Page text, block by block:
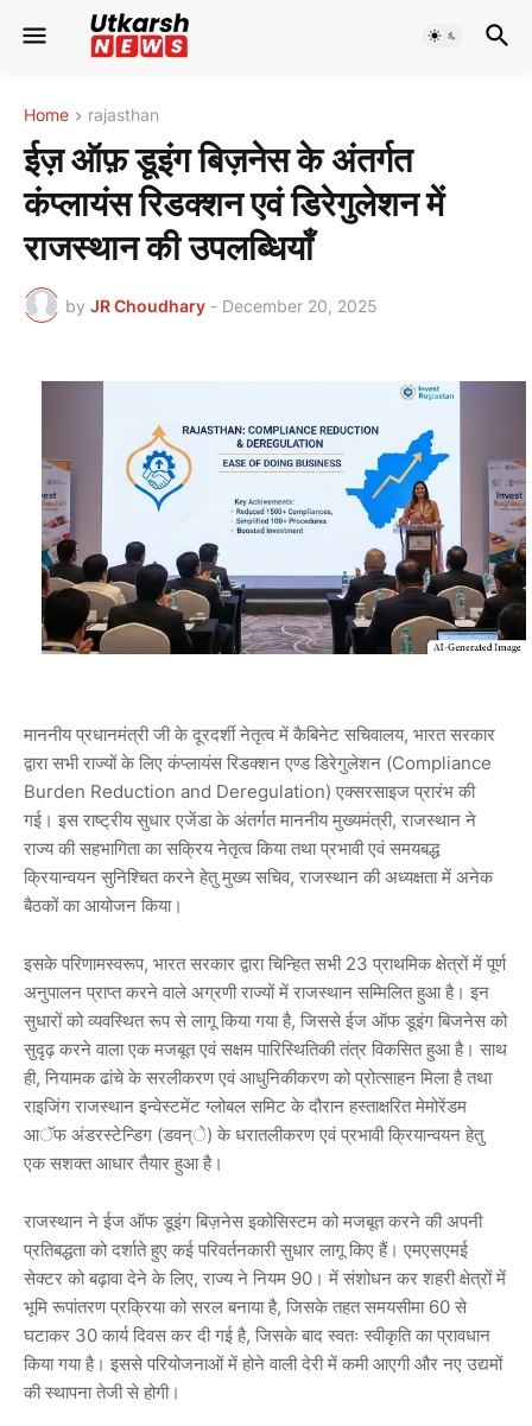
Home rajasthan
ईज़ ऑफ़ डूइंग बिज़नेस के अंतर्गत
कंप्लायंस रिडक्शन एवं डिरेगुलेशन में
राजस्थान की उपलब्धियाँ
by JR Choudhary - December 20, 2025
माननीय प्रधानमंत्री जी के दूरदर्शी नेतृत्व में कैबिनेट सचिवालय, भारत सरकार
द्वारा सभी राज्यों के लिए कंप्लायंस रिडक्शन एण्ड डिरेगुलेशन (Compliance
Burden Reduction and Deregulation) एक्सरसाइज प्रारंभ की
गई। इस राष्ट्रीय सुधार एजेंडा के अंतर्गत माननीय मुख्यमंत्री, राजस्थान ने
राज्य की सहभागिता का सक्रिय नेतृत्व किया तथा प्रभावी एवं समयबद्ध
क्रियान्वयन सुनिश्चित करने हेतु मुख्य सचिव, राजस्थान की अध्यक्षता में अनेक
बैठकों का आयोजन किया।
इसके परिणामस्वरूप, भारत सरकार द्वारा चिन्हित सभी 23 प्राथमिक क्षेत्रों में पूर्ण
अनुपालन प्राप्त करने वाले अग्रणी राज्यों में राजस्थान सम्मिलित हुआ है। इन
सुधारों को व्यवस्थित रूप से लागू किया गया है, जिससे ईज ऑफ डूइंग बिजनेस को
सुदृढ़ करने वाला एक मजबूत एवं सक्षम पारिस्थितिकी तंत्र विकसित हुआ है। साथ
ही, नियामक ढांचे के सरलीकरण एवं आधुनिकीकरण को प्रोत्साहन मिला है तथा
राइजिंग राजस्थान इन्वेस्टमेंट ग्लोबल समिट के दौरान हस्ताक्षरित मेमोरेंडम
आॅफ अंडरस्टेन्डिग (डवन्े) के धरातलीकरण एवं प्रभावी क्रियान्वयन हेतु
एक सशक्त आधार तैयार हुआ है।
राजस्थान ने ईज ऑफ डूइंग बिज़नेस इकोसिस्टम को मजबूत करने की अपनी
प्रतिबद्धता को दर्शाते हुए कई परिवर्तनकारी सुधार लागू किए हैं। एमएसएमई
सेक्टर को बढ़ावा देने के लिए, राज्य ने नियम 90। में संशोधन कर शहरी क्षेत्रों में
भूमि रूपांतरण प्रक्रिया को सरल बनाया है, जिसके तहत समयसीमा 60 से
घटाकर 30 कार्य दिवस कर दी गई है, जिसके बाद स्वतः स्वीकृति का प्रावधान
किया गया है। इससे परियोजनाओं में होने वाली देरी में कमी आएगी और नए उद्यमों
की स्थापना तेजी से होगी।